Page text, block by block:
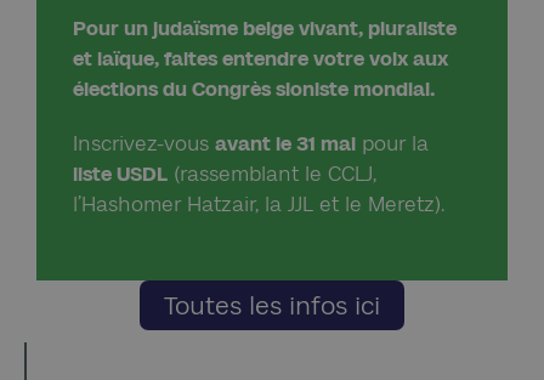
Pour un judaïsme belge vivant, pluraliste
et laïque, faites entendre votre voix aux
élections du Congrès sioniste mondial.
Inscrivez-vous avant le 31 mai pour la
liste USDL (rassemblant le CCLJ,
l’Hashomer Hatzair, la JJL et le Meretz).
Toutes les infos ici